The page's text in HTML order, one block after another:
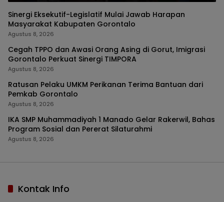
Sinergi Eksekutif-Legislatif Mulai Jawab Harapan
Masyarakat Kabupaten Gorontalo
Agustus 8, 2026
Cegah TPPO dan Awasi Orang Asing di Gorut, Imigrasi
Gorontalo Perkuat Sinergi TIMPORA
Agustus 8, 2026
Ratusan Pelaku UMKM Perikanan Terima Bantuan dari
Pemkab Gorontalo
Agustus 8, 2026
IKA SMP Muhammadiyah 1 Manado Gelar Rakerwil, Bahas
Program Sosial dan Pererat Silaturahmi
Agustus 8, 2026
Kontak Info